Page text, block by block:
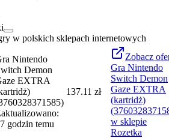
w polskich sklepach internetowych
Nintendo
Demon
EXTRA
godzin temu
137.11 zł
Zobacz
Gra Nintendo
Switch Demon
Gaze EXTRA
(kartridż)
w sklepie
Rozetka